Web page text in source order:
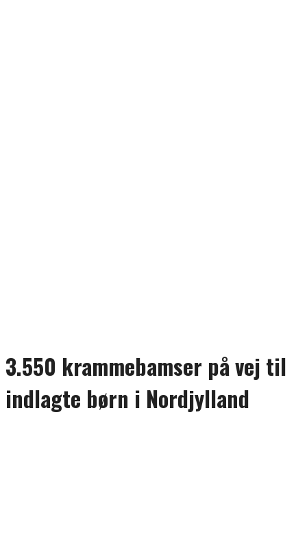
3.550 krammebamser på vej til
indlagte børn i Nordjylland